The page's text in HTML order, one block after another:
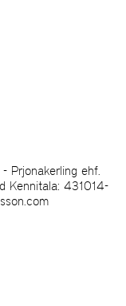
Prjonakerling ehf.
Kennitala: 431014-